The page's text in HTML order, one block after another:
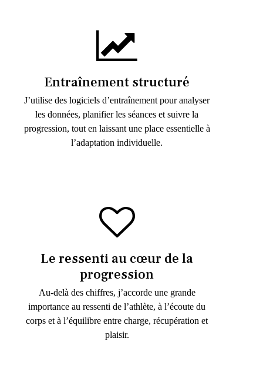
Entraînement structuré
J’utilise des logiciels d’entraînement pour analyser
les données, planifier les séances et suivre la
progression, tout en laissant une place essentielle à
l’adaptation individuelle.
Le ressenti au cœur de la
progression
Au-delà des chiffres, j’accorde une grande
importance au ressenti de l’athlète, à l’écoute du
corps et à l’équilibre entre charge, récupération et
plaisir.